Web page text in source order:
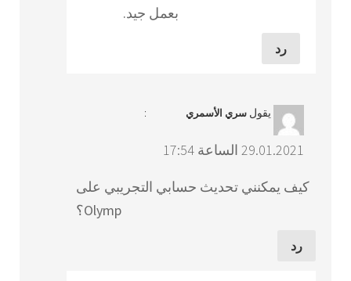
بعمل جيد.
رد
يقول سري الأسمري :
29.01.2021 الساعة 17:54
كيف يمكنني تحديث حسابي التجريبي على
Olymp؟
رد